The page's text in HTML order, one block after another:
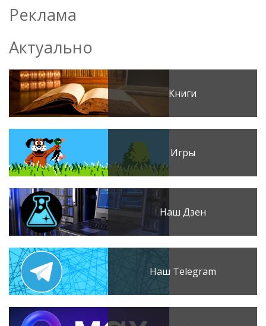
Реклама
Актуально
Книги
Игры
Наш Дзен
Наш Telegram